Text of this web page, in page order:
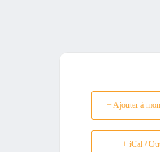
+ Ajouter à
+ iCal /